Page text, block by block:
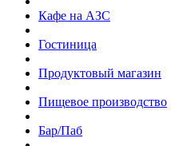
Кафе на АЗС
Гостиница
Продуктовый магазин
Пищевое производство
Бар/Паб